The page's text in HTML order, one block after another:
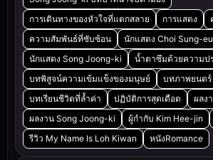
การเดินทางของหัวใจที่แตกสลาย
การแสดง
ความสัมพันธ์ที่ซับซ้อน
นักแสดง Choi Sung-
นักแสดง Song Joong-ki
น้ำตาซึมด้วยความป
บทพิสูจน์ความเข้มแข็งของมนุษย์
บทภาพยนตร์
บทเรียนชีวิตที่ล้ำค่า
ปฏิบัติการสุดเดือด
ผลง
ผลงาน Song Joong-ki
ผู้กำกับ Kim Hee-jin
รีวิว My Name Is Loh Kiwan
หนังRomance